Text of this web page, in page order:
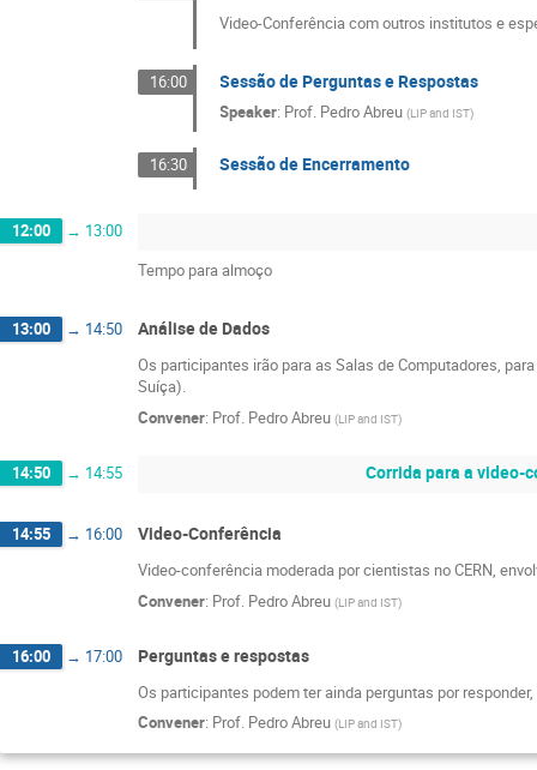
Video-Conferência com outros institutos e
16:00 Sessão de Perguntas e Respostas
Speaker: Prof. Pedro Abreu (LIP and IST)
16:30 Sessão de Encerramento
12:00 → 13:00
Tempo para almoço
13:00 → 14:50 Análise de Dados
Os participantes irão para as Salas de Computadores,
Suíça).
Convener: Prof. Pedro Abreu (LIP and IST)
14:50 → 14:55 Corrida para a video-
14:55 → 16:00 Video-Conferência
Video-conferência moderada por cientistas no CERN,
Convener: Prof. Pedro Abreu (LIP and IST)
16:00 → 17:00 Perguntas e respostas
Os participantes podem ter ainda perguntas por
Convener: Prof. Pedro Abreu (LIP and IST)